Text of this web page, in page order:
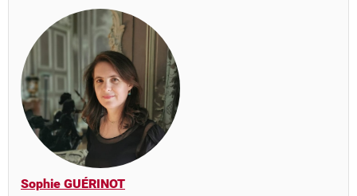
Sophie GUÉRINOT